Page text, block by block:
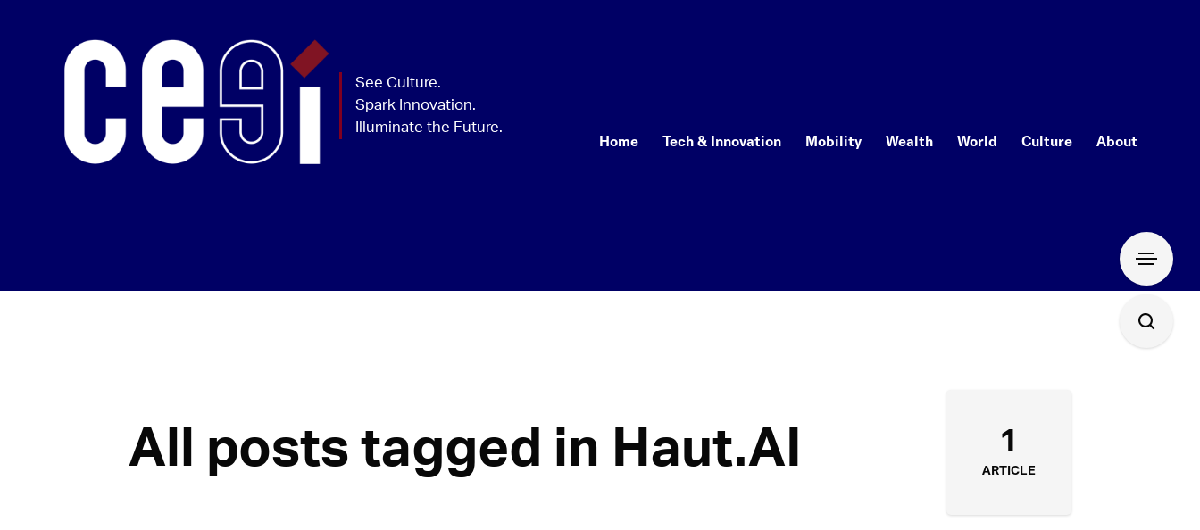
Home Tech & Innovation Mobility Wealth World Culture About
All posts tagged in Haut.AI 1
ARTICLE